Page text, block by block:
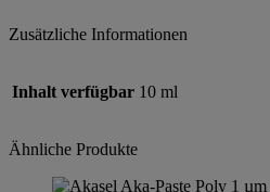
Zusätzliche Informationen
Inhalt verfügbar 10 ml
Ähnliche Produkte